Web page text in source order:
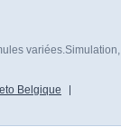
variées.Simulation,
Belgique